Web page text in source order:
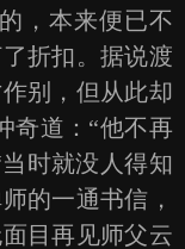
，本来便已不
折扣。据说渡
别，但从此却
奇道：“他不再
时就没人得知
的一通书信，
目再见师父云